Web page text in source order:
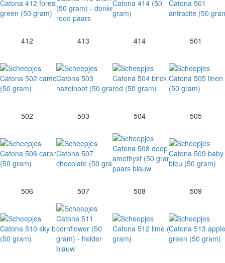
412 413 414 501
502 503 504 505
506 507 508 509